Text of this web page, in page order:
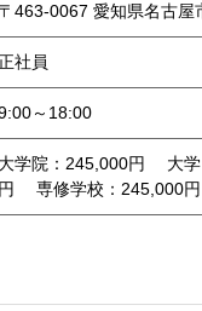
〒463-0067 愛知県名古
社員
～18:00
大学院：245,000円 大
円 専修学校：245,000円